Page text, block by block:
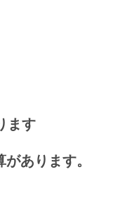
ます
あります。